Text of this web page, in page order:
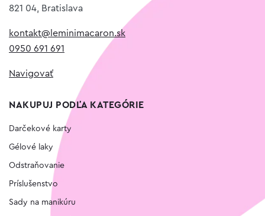
821 04, Bratislava
kontakt@leminimacaron.sk
0950 691 691
Navigovať
NAKUPUJ PODĽA KATEGÓRIE
Darčekové karty
Gélové laky
Odstraňovanie
Príslušenstvo
Sady na manikúru